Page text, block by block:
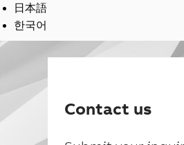
日本語
한국어
Contact us